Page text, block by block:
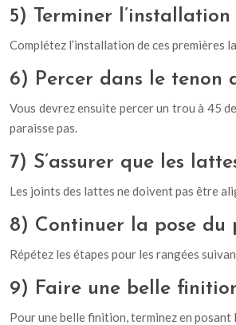
5) Terminer
Complétez l’installation de ces premières
6) Percer dans le tenon
Vous devrez ensuite percer un trou à 45
paraisse pas.
7) S’assurer que les
Les joints des lattes ne doivent pas être
8) Continuer la pose du
Répétez les étapes pour les rangées
9) Faire une belle
Pour une belle finition, terminez en posant